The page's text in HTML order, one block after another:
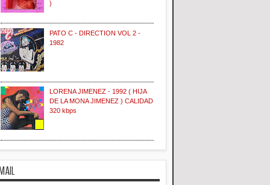
)
PATO C - DIRECTION VOL 2 -
1982
LORENA JIMENEZ - 1992 ( HIJA
DE LA MONA JIMENEZ ) CALIDAD
320 kbps